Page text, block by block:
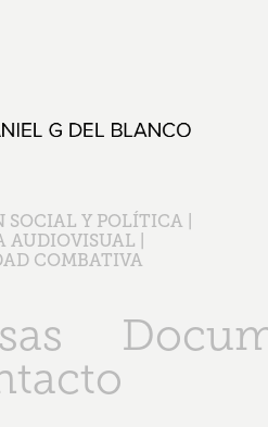
Y POLÍTICA |
AUDIOVISUAL |
COMBATIVA